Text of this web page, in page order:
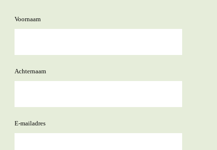
Voornaam
Achternaam
E-mailadres